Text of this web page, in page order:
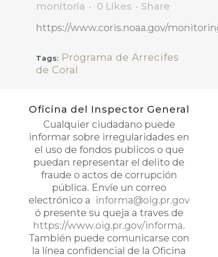
monitoria
0 Likes
Share
https://www.coris.noaa.gov/
Tags: Programa de Arrecifes
de Coral
Oficina del Inspector General
Cualquier ciudadano puede
informar sobre irregularidades en
el uso de fondos publicos o que
puedan representar el delito de
fraude o actos de corrupción
pública. Envíe un correo
electrónico a informa@oig.pr.gov
ó presente su queja a traves de
https://www.oig.pr.gov/informa.
También puede comunicarse con
la línea confidencial de la Oficina